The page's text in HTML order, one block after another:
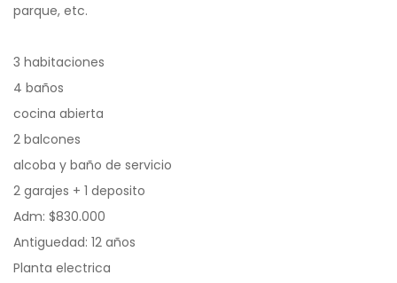
parque, etc.
3 habitaciones
4 baños
cocina abierta
2 balcones
alcoba y baño de servicio
2 garajes + 1 deposito
Adm: $830.000
Antiguedad: 12 años
Planta electrica